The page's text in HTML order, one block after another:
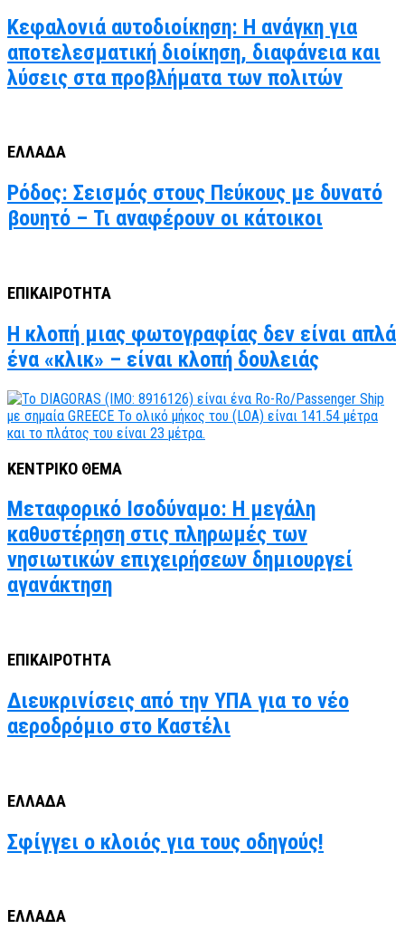
Κεφαλονιά αυτοδιοίκηση: Η ανάγκη για
αποτελεσματική διοίκηση, διαφάνεια και
λύσεις στα προβλήματα των πολιτών
ΕΛΛΑΔΑ
Ρόδος: Σεισμός στους Πεύκους με δυνατό
βουητό – Τι αναφέρουν οι κάτοικοι
ΕΠΙΚΑΙΡΟΤΗΤΑ
Η κλοπή μιας φωτογραφίας δεν είναι απλά
ένα «κλικ» – είναι κλοπή δουλειάς
ΚΕΝΤΡΙΚΟ ΘΕΜΑ
Μεταφορικό Ισοδύναμο: Η μεγάλη
καθυστέρηση στις πληρωμές των
νησιωτικών επιχειρήσεων δημιουργεί
αγανάκτηση
ΕΠΙΚΑΙΡΟΤΗΤΑ
Διευκρινίσεις από την ΥΠΑ για το νέο
αεροδρόμιο στο Καστέλι
ΕΛΛΑΔΑ
Σφίγγει ο κλοιός για τους οδηγούς!
ΕΛΛΑΔΑ